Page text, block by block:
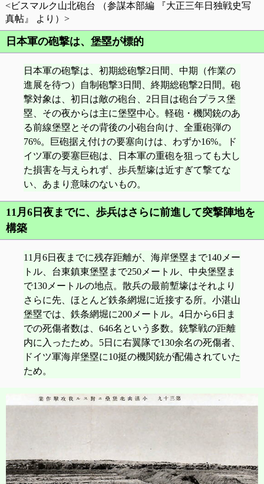
<ビスマルク山北砲台 （参謀本部編 『大正三年日独戦史写
真帖』 より）>
日本軍の砲撃は、堡塁が標的
日本軍の砲撃は、初期総砲撃2日間、中期（作業の
進展を待つ）自制砲撃3日間、終期総砲撃2日間。砲
撃対象は、初日は敵の砲台、2日目は砲台プラス堡
塁、その夜からは主に堡塁中心。軽砲・機関銃のあ
る前線堡塁とその背後の小砲台向け、全重砲弾の
76%。巨砲据え付けの要塞向けは、わずか16%。ド
イツ軍の要塞巨砲は、日本軍の重砲を狙っても大し
た損害を与えられず、歩兵塹壕は近すぎて撃てな
い、あまり意味のないもの。
11月6日夜までに、歩兵はさらに前進して突撃陣地を
構築
11月6日夜までに残存距離が、海岸堡塁まで140メー
トル、台東鎮東堡塁まで250メートル、中央堡塁ま
で130メートルの地点。散兵の最前塹壕はそれより
さらに先、ほとんど鉄条網堀に近接する所。小湛山
堡塁では、鉄条網堀に200メートル。4日から6日ま
での死傷者数は、646名という多数。銃撃戦の距離
内に入ったため。5日に右翼隊で130余名の死傷者、
ドイツ軍海岸堡塁に10挺の機関銃が配備されていた
ため。